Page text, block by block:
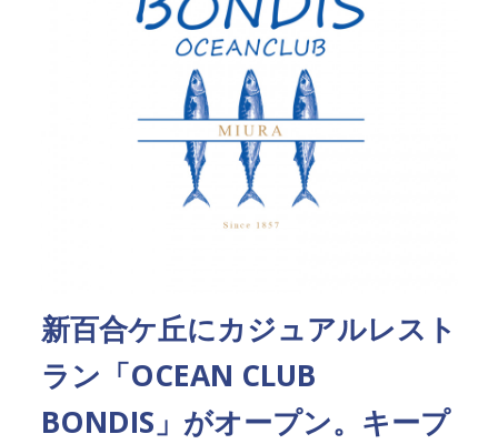
新百合ケ丘にカジュアルレスト
ラン「OCEAN CLUB
BONDIS」がオープン。キープ